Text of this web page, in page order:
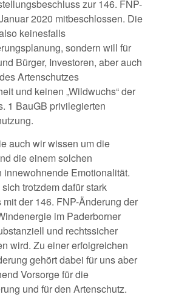
zur 146. FNP-
2020 mitbeschlossen. Die
keinesfalls
sondern will für
Bürger, Investoren, aber auch
Artenschutzes
und keinen „Wildwuchs“ der
1 BauGB privilegierten
auch wir wissen um die
die einem solchen
innewohnende Emotionalität.
trotzdem dafür stark
mit der 146. FNP-Änderung der
im Paderborner
und rechtssicher
wird. Zu einer erfolgreichen
gehört dabei für uns aber
Vorsorge für die
und für den Artenschutz.